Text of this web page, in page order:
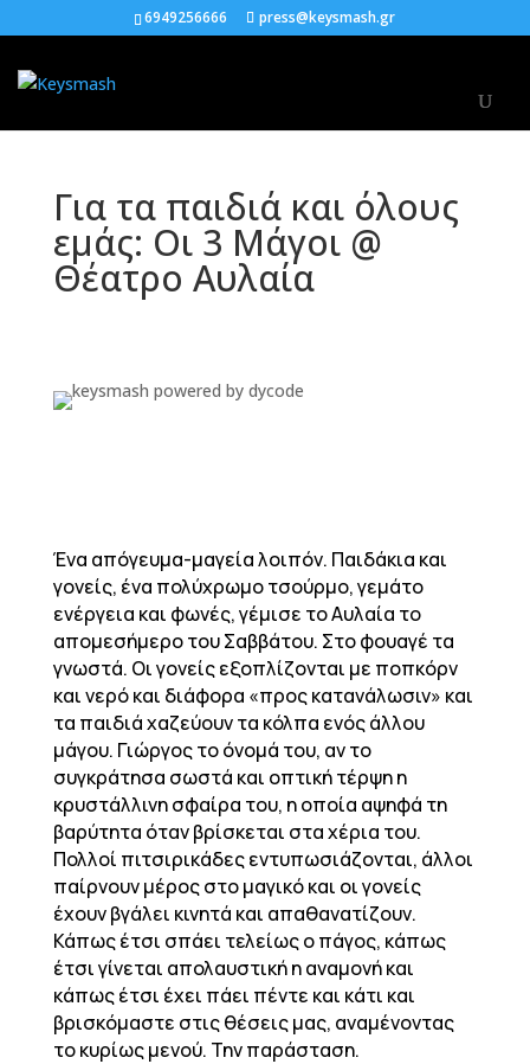
6949256666 press@keysmash.gr
Για τα παιδιά και όλους
εμάς: Οι 3 Μάγοι @
Θέατρο Αυλαία
Ένα απόγευμα-μαγεία λοιπόν. Παιδάκια και
γονείς, ένα πολύχρωμο τσούρμο, γεμάτο
ενέργεια και φωνές, γέμισε το Αυλαία το
απομεσήμερο του Σαββάτου. Στο φουαγέ τα
γνωστά. Οι γονείς εξοπλίζονται με ποπκόρν
και νερό και διάφορα «προς κατανάλωσιν» και
τα παιδιά χαζεύουν τα κόλπα ενός άλλου
μάγου. Γιώργος το όνομά του, αν το
συγκράτησα σωστά και οπτική τέρψη η
κρυστάλλινη σφαίρα του, η οποία αψηφά τη
βαρύτητα όταν βρίσκεται στα χέρια του.
Πολλοί πιτσιρικάδες εντυπωσιάζονται, άλλοι
παίρνουν μέρος στο μαγικό και οι γονείς
έχουν βγάλει κινητά και απαθανατίζουν.
Κάπως έτσι σπάει τελείως ο πάγος, κάπως
έτσι γίνεται απολαυστική η αναμονή και
κάπως έτσι έχει πάει πέντε και κάτι και
βρισκόμαστε στις θέσεις μας, αναμένοντας
το κυρίως μενού. Την παράσταση.